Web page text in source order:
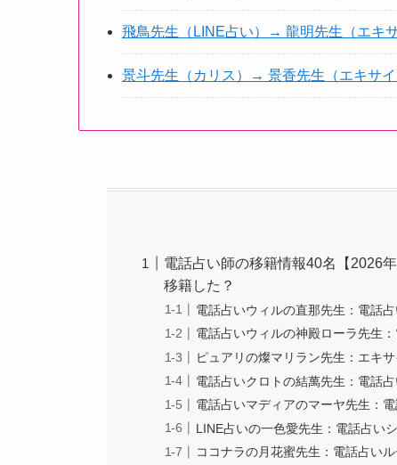
飛鳥先生（LINE占い）→ 龍明先生（エキサ
景斗先生（カリス）→ 景香先生（エキサイ
電話占い師の移籍情報40名【2026
移籍した？
電話占いウィルの直那先生：電話
電話占いウィルの神殿ローラ先生
ピュアリの燦マリラン先生：エキ
電話占いクロトの結萬先生：電話
電話占いマディアのマーヤ先生：
LINE占いの一色愛先生：電話占い
ココナラの月花蜜先生：電話占い